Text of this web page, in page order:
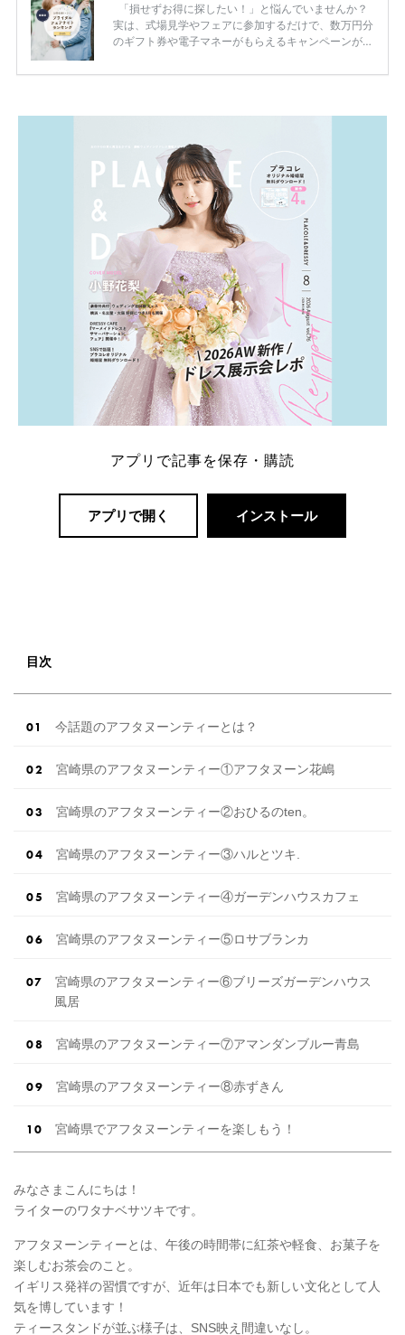
「損せずお得に探したい！」と悩んでいませんか？
実は、式場見学やフェアに参加するだけで、数万円分
のギフト券や電子マネーがもらえるキャンペーンがあ
ため、比較せずに選ぶと損をしてしまうことも……。
一番お得？」「プラコレの特典は？」といった疑問も
解決します。 まずは診断で候補を絞れる「ウェディ
ング診断」か、体験型 […]続きを読む
アプリで記事を保存・購読
アプリで開く インストール
目次
今話題のアフタヌーンティーとは？
宮崎県のアフタヌーンティー①アフタヌーン花嶋
宮崎県のアフタヌーンティー②おひるのten。
宮崎県のアフタヌーンティー③ハルとツキ.
宮崎県のアフタヌーンティー④ガーデンハウスカフェ
宮崎県のアフタヌーンティー⑤ロサブランカ
宮崎県のアフタヌーンティー⑥ブリーズガーデンハウス
風居
宮崎県のアフタヌーンティー⑦アマンダンブルー青島
宮崎県のアフタヌーンティー⑧赤ずきん
宮崎県でアフタヌーンティーを楽しもう！
みなさまこんにちは！
ライターのワタナベサツキです。
アフタヌーンティーとは、午後の時間帯に紅茶や軽食、お菓子を
楽しむお茶会のこと。
イギリス発祥の習慣ですが、近年は日本でも新しい文化として人
気を博しています！
ティースタンドが並ぶ様子は、SNS映え間違いなし。